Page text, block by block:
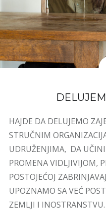
HAJDE DA DELUJEMO
STRUČNIM
UDRUŽENJIMA, DA
PROMENA VIDLJIVIJOM,
POSTOJEĆOJ
UPOZNAMO SA VEĆ
ZEMLJI I INOSTRANSTVU.